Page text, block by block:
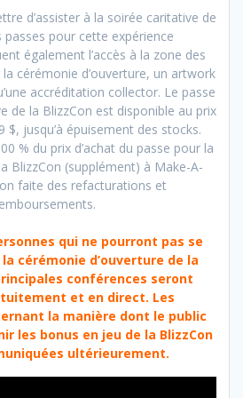
d’assister à la soirée caritative de
passes pour cette expérience
également l’accès à la zone des
cérémonie d’ouverture, un artwork
accréditation collector. Le passe
de la BlizzCon est disponible au prix
jusqu’à épuisement des stocks.
% du prix d’achat du passe pour la
BlizzCon (supplément) à Make-A-
faite des refacturations et
qui ne pourront pas se
cérémonie d’ouverture de la
conférences seront
et en direct. Les
la manière dont le public
les bonus en jeu de la BlizzCon
ultérieurement.